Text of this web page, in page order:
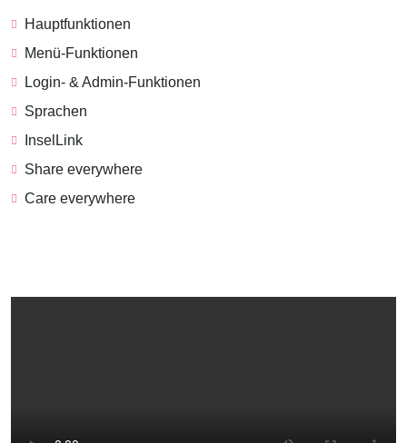
Hauptfunktionen
Menü-Funktionen
Login- & Admin-Funktionen
Sprachen
InselLink
Share everywhere
Care everywhere